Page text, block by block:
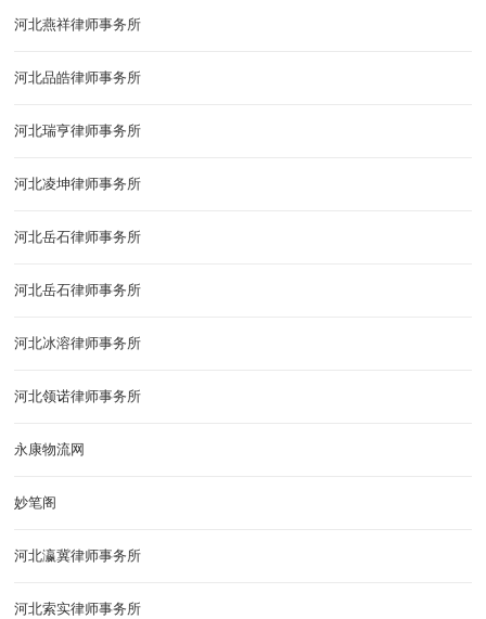
河北燕祥律师事务所
河北品皓律师事务所
河北瑞亨律师事务所
河北凌坤律师事务所
河北岳石律师事务所
河北岳石律师事务所
河北冰溶律师事务所
河北领诺律师事务所
永康物流网
妙笔阁
河北瀛冀律师事务所
河北索实律师事务所